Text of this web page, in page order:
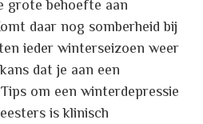
grote behoefte aan
daar nog somberheid bij
ieder winterseizoen weer
dat je aan een
om een winterdepressie
is klinisch